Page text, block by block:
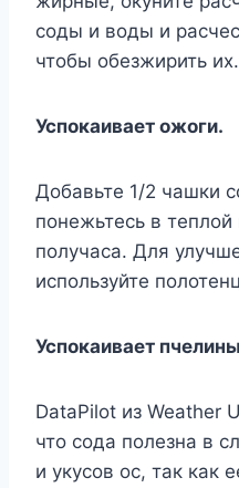
соды и воды и
чтобы обезжирить
Успокаивает ожоги.
Добавьте 1/2 чашки
понежьтесь в
получаса. Для
используйте
Успокаивает
DataPilot из Weather
что сода полезна в
и укусов ос, так как